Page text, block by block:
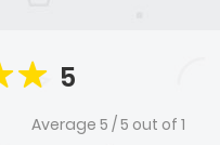
5
Average 5 /5 out of 1